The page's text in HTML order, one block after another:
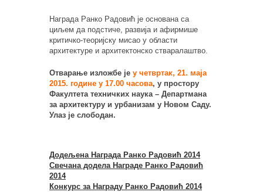
Награда Ранко Радовић је основана са
циљем да подстиче, развија и афирмише
критичко-теоријску мисао у области
архитектуре и архитектонско стваралаштво.
Отварање изложбе је у четвртак, 21. маја
2015. године у 17.00 часова, у простору
Факултета техничких наука – Департмана
за архитектуру и урбанизам у Новом Саду.
Улаз је слободан.
Додељена Награда Ранко Радовић 2014
Свечана додела Награде Ранко Радовић
2014
Конкурс за Награду Ранко Радовић 2014